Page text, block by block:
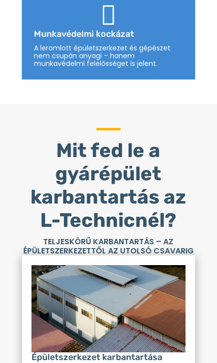

Munkavédelmi kockázat
A leromlott épületszerkezet és gépészet
nem csupán anyagi – hanem
munkavédelmi felelősséget is jelent.
Mit fed le a
gyárépület
karbantartás az
L-Technicnél?
TELJESKÖRŰ KARBANTARTÁS – AZ
ÉPÜLETSZERKEZETTŐL AZ UTOLSÓ CSAVARIG
Épületszerkezet karbantartása